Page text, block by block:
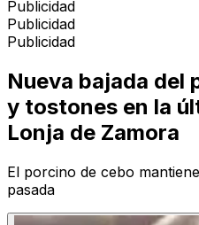
Publicidad
Publicidad
Publicidad
Nueva bajada del
y tostones en la
Lonja de Zamora
El porcino de cebo
pasada